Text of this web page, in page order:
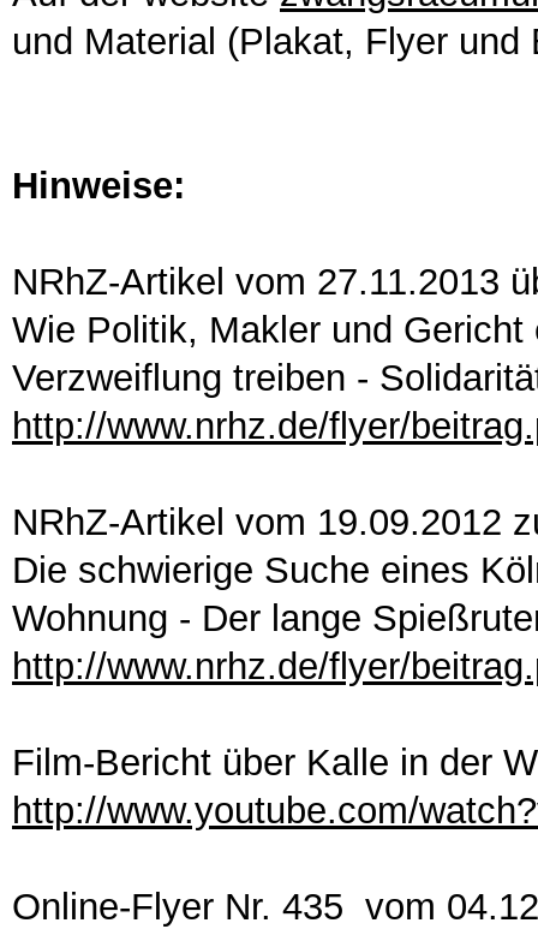
und Material (Plakat, Flyer und
Hinweise:
NRhZ-Artikel vom 27.11.2013
Wie Politik, Makler und
Verzweiflung treiben -
http://www.nrhz.de/flyer/
NRhZ-Artikel vom 19.09.2012
Die schwierige Suche eines
Wohnung - Der lange
http://www.nrhz.de/flyer/
Film-Bericht über Kalle in der
http://www.youtube.com/
Online-Flyer Nr. 435 vom